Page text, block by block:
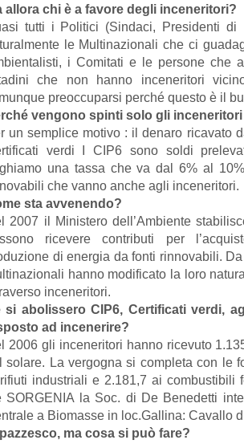
allora chi è a favore degli inceneritori?
tutti i Politici (Sindaci, Presidenti
le Multinazionali che ci
i Comitati e le persone che
che non hanno inceneritori
preoccuparsi perché questo è il
vengono spinti solo gli
un semplice motivo : il denaro ricavato
verdi I CIP6 sono soldi
una tassa che va dal 6% al
che vanno anche agli inceneritori.
sta avvenendo?
2007 il Ministero dell’Ambiente
ricevere contributi per
di energia da fonti rinnovabili.
hanno modificato la loro
inceneritori.
si abolissero CIP6, Certificati verdi,
ad incenerire?
2006 gli inceneritori hanno ricevuto
solare. La vergogna si completa con le
industriali e 2.181,7 ai combustibili
SORGENIA la Soc. di De Benedetti
a Biomasse in loc.Gallina: Cavallo
pazzesco, ma cosa si può fare?